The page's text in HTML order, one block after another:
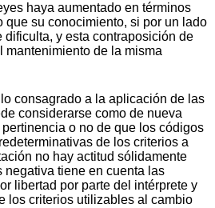
haya aumentado en términos
que su conocimiento, si por un lado
dificulta, y esta contraposición de
mantenimiento de la misma
consagrado a la aplicación de las
considerarse como de nueva
o no de que los códigos
de los criterios a
no hay actitud sólidamente
negativa tiene en cuenta las
libertad por parte del intérprete y
los criterios utilizables al cambio